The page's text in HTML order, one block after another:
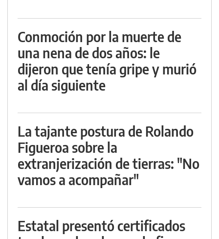
Conmoción por la muerte de
una nena de dos años: le
dijeron que tenía gripe y murió
al día siguiente
La tajante postura de Rolando
Figueroa sobre la
extranjerización de tierras: "No
vamos a acompañar"
Estatal presentó certificados